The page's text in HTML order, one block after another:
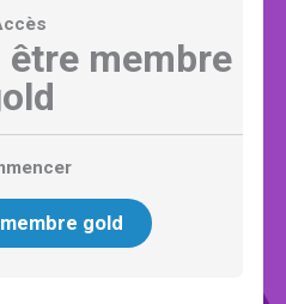
être membre
gold